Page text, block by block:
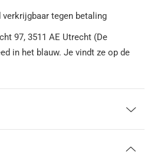
tegen betaling
97, 3511 AE Utrecht (De
in het blauw. Je vindt ze op de